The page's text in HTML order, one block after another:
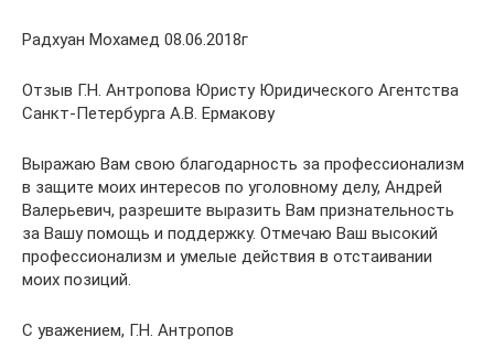
Радхуан Мохамед 08.06.2018г
Отзыв Г.Н. Антропова Юристу Юридического Агентства
Санкт-Петербурга А.В. Ермакову
Выражаю Вам свою благодарность за профессионализм
в защите моих интересов по уголовному делу, Андрей
Валерьевич, разрешите выразить Вам признательность
за Вашу помощь и поддержку. Отмечаю Ваш высокий
профессионализм и умелые действия в отстаивании
моих позиций.
С уважением, Г.Н. Антропов